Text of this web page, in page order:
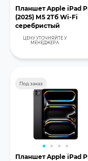
Планшет Apple iPad
(2025) М5 2Тб Wi-Fi
серебристый
ЦЕНУ УТОЧНЯЙТЕ У
МЕНЕДЖЕРА
Под заказ
Планшет Apple iPad